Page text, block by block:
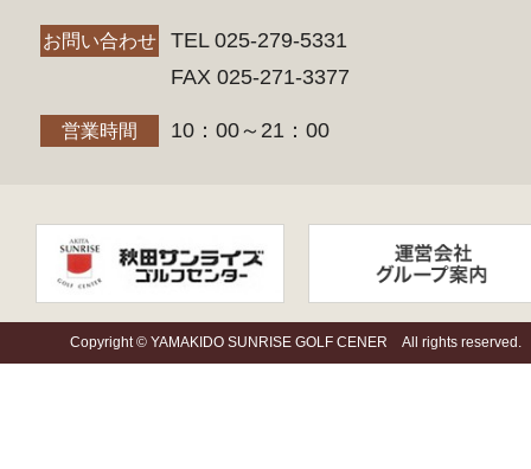
お問い合わせ
TEL 025-279-5331
FAX 025-271-3377
営業時間 10：00～21：00
Copyright © YAMAKIDO SUNRISE GOLF CENER All rights reserved.